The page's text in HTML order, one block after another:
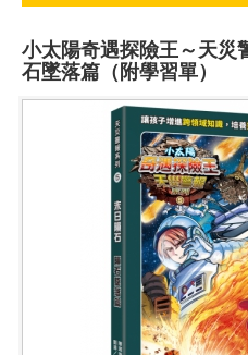
小太陽奇遇探險王～天災
石墜落篇（附學習單）